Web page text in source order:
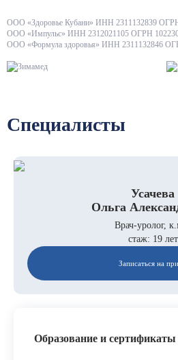
ООО «Здоровье Кубани» ИНН 2311132839
ООО «Импульс» ИНН 2312021105 ОГРН
ООО «Формула здоровья» ИНН 2311132846
Специалисты
Усачева
Ольга
Врач-уролог,
стаж: 19 лет
Записаться на
Образование и сертификаты